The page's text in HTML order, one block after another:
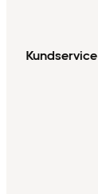
Kundservice